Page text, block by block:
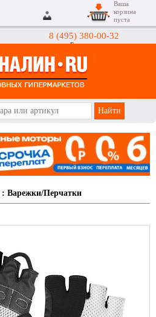
8 (495) 380-00-32
Гипермаркеты
Ваша
корзина
пуста
: Варежки/Перчатки